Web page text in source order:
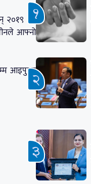
२०१९ को
आफ्नो
आइपुग्दा